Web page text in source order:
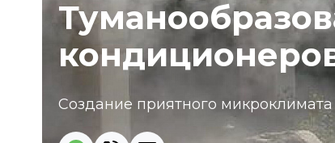
Создание приятного микроклимата